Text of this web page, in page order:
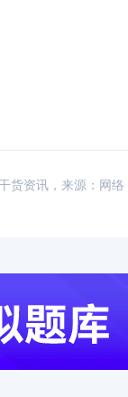
货资讯，来源：网